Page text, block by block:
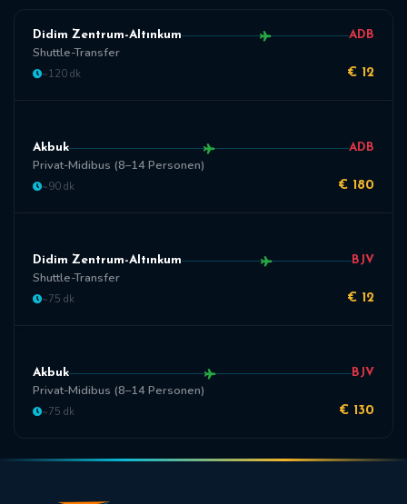
Didim Zentrum-Altınkum ADB
Shuttle-Transfer
~120 dk € 12
Akbuk ADB
Privat-Midibus (8–14 Personen)
~90 dk € 180
Didim Zentrum-Altınkum BJV
Shuttle-Transfer
~75 dk € 12
Akbuk BJV
Privat-Midibus (8–14 Personen)
~75 dk € 130